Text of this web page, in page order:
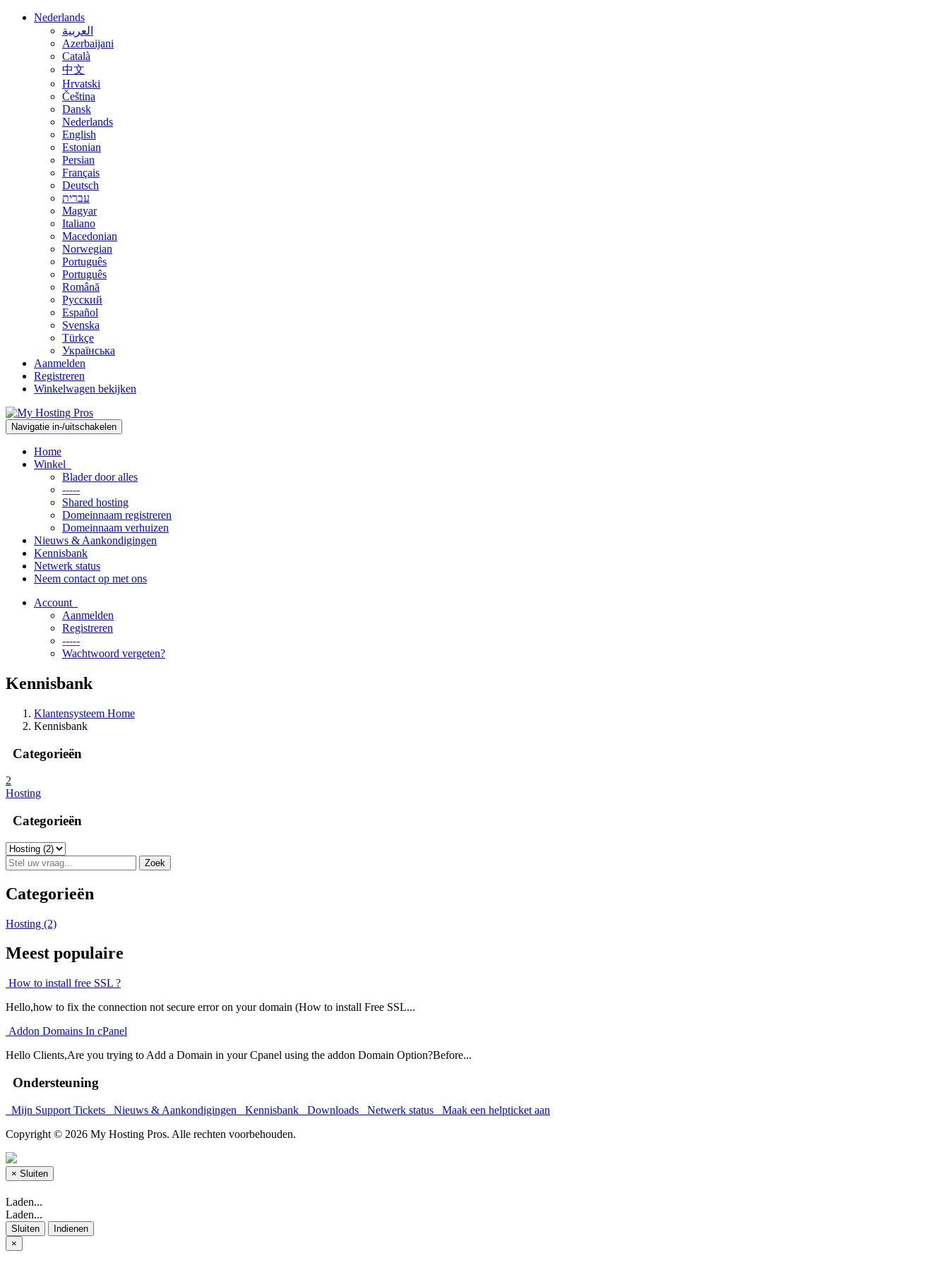
Nederlands
العربية
Azerbaijani
Català
中文
Hrvatski
Čeština
Dansk
Nederlands
English
Estonian
Persian
Français
Deutsch
עברית
Magyar
Italiano
Macedonian
Norwegian
Português
Português
Română
Русский
Español
Svenska
Türkçe
Українська
Aanmelden
Registreren
Winkelwagen bekijken
Navigatie in-/uitschakelen
Home
Winkel
Blader door alles
-----
Shared hosting
Domeinnaam registreren
Domeinnaam verhuizen
Nieuws & Aankondigingen
Kennisbank
Netwerk status
Neem contact op met ons
Account
Aanmelden
Registreren
-----
Wachtwoord vergeten?
Kennisbank
Klantensysteem Home
Kennisbank
Categorieën
2
Hosting
Categorieën
Categorieën
Hosting (2)
Meest populaire
How to install free SSL ?
Hello,how to fix the connection not secure error on your domain (How to install Free SSL...
Addon Domains In cPanel
Hello Clients,Are you trying to Add a Domain in your Cpanel using the addon Domain Option?Before...
Ondersteuning
Mijn Support Tickets Nieuws & Aankondigingen Kennisbank Downloads Netwerk status
Maak een helpticket aan
Copyright © 2026 My Hosting Pros. Alle rechten voorbehouden.
× Sluiten
Laden...
Laden...
Sluiten
Indienen
×